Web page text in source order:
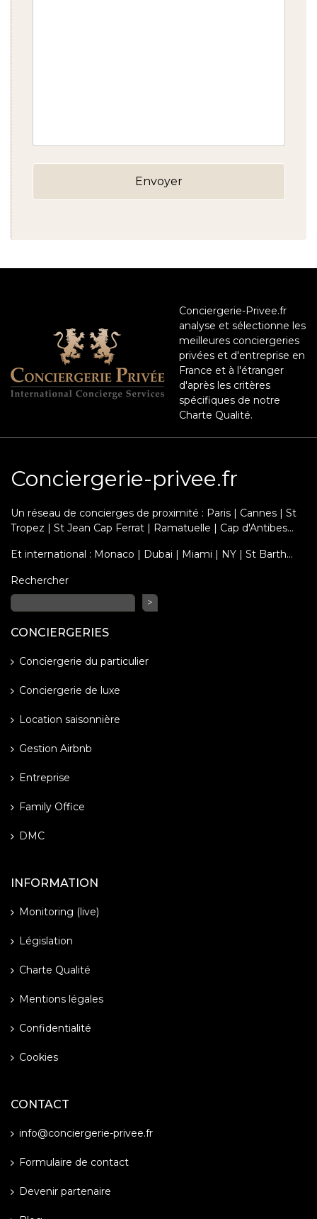
Conciergerie-Privee.fr
analyse et sélectionne les
meilleures conciergeries
privées et d'entreprise en
France et à l'étranger
d'après les critères
spécifiques de notre
Charte Qualité.
Conciergerie-privee.fr
Un réseau de concierges de proximité : Paris | Cannes | St
Tropez | St Jean Cap Ferrat | Ramatuelle | Cap d'Antibes...
Et international : Monaco | Dubai | Miami | NY | St Barth…
Rechercher
>
CONCIERGERIES
Conciergerie du particulier
Conciergerie de luxe
Location saisonnière
Gestion Airbnb
Entreprise
Family Office
DMC
INFORMATION
Monitoring (live)
Législation
Charte Qualité
Mentions légales
Confidentialité
Cookies
CONTACT
info@conciergerie-privee.fr
Formulaire de contact
Devenir partenaire